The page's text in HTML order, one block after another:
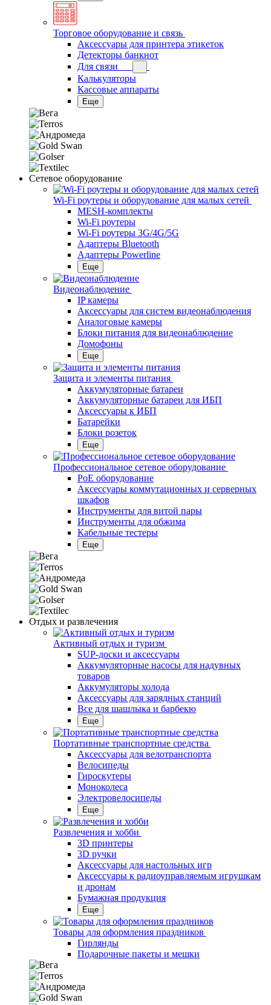
Торговое оборудование и связь
Аксессуары для принтера этикеток
Детекторы банкнот
Для связи
Калькуляторы
Кассовые аппараты
Еще
Сетевое оборудование
Wi-Fi роутеры и оборудование для малых сетей
MESH-комплекты
Wi-Fi роутеры
Wi-Fi роутеры 3G/4G/5G
Адаптеры Bluetooth
Адаптеры Powerline
Еще
Видеонаблюдение
IP камеры
Аксессуары для систем видеонаблюдения
Аналоговые камеры
Блоки питания для видеонаблюдение
Домофоны
Еще
Защита и элементы питания
Аккумуляторные батареи
Аккумуляторные батареи для ИБП
Аксессуары к ИБП
Батарейки
Блоки розеток
Еще
Профессиональное сетевое оборудование
PoE оборудование
Аксессуары коммутационных и серверных
шкафов
Инструменты для витой пары
Инструменты для обжима
Кабельные тестеры
Еще
Отдых и развлечения
Активный отдых и туризм
SUP-доски и аксессуары
Аккумуляторные насосы для надувных
товаров
Аккумуляторы холода
Аксессуары для зарядных станций
Все для шашлыка и барбекю
Еще
Портативные транспортные средства
Аксессуары для велотранспорта
Велосипеды
Гироскутеры
Моноколеса
Электровелосипеды
Еще
Развлечения и хобби
3D принтеры
3D ручки
Аксессуары для настольных игр
Аксессуары к радиоуправляемым игрушкам
и дронам
Бумажная продукция
Еще
Товары для оформления праздников
Гирлянды
Подарочные пакеты и мешки